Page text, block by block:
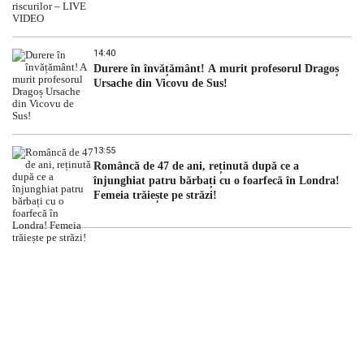
14:40
Durere în învățământ! A murit profesorul Dragoș
Ursache din Vicovu de Sus!
13:55
Româncă de 47 de ani, reținută după ce a
înjunghiat patru bărbați cu o foarfecă în Londra!
Femeia trăiește pe străzi!